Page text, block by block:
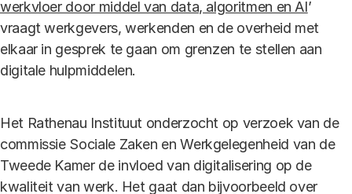
werkvloer door middel van data, algoritmen en AI’
vraagt werkgevers, werkenden en de overheid met
elkaar in gesprek te gaan om grenzen te stellen aan
digitale hulpmiddelen.
Het Rathenau Instituut onderzocht op verzoek van de
commissie Sociale Zaken en Werkgelegenheid van de
Tweede Kamer de invloed van digitalisering op de
kwaliteit van werk. Het gaat dan bijvoorbeeld over